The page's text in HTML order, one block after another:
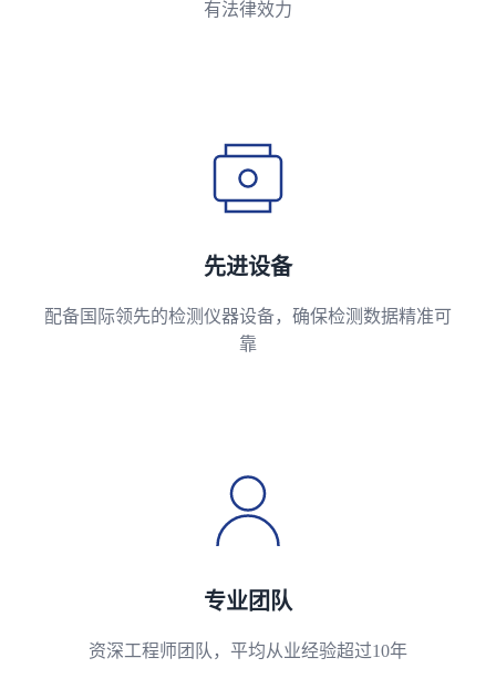
有法律效力
先进设备
配备国际领先的检测仪器设备，确保检测数据精准可
靠
专业团队
资深工程师团队，平均从业经验超过10年